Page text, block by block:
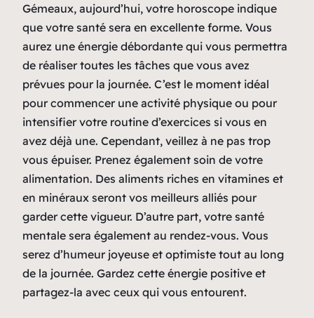
Gémeaux, aujourd’hui, votre horoscope indique
que votre santé sera en excellente forme. Vous
aurez une énergie débordante qui vous permettra
de réaliser toutes les tâches que vous avez
prévues pour la journée. C’est le moment idéal
pour commencer une activité physique ou pour
intensifier votre routine d’exercices si vous en
avez déjà une. Cependant, veillez à ne pas trop
vous épuiser. Prenez également soin de votre
alimentation. Des aliments riches en vitamines et
en minéraux seront vos meilleurs alliés pour
garder cette vigueur. D’autre part, votre santé
mentale sera également au rendez-vous. Vous
serez d’humeur joyeuse et optimiste tout au long
de la journée. Gardez cette énergie positive et
partagez-la avec ceux qui vous entourent.